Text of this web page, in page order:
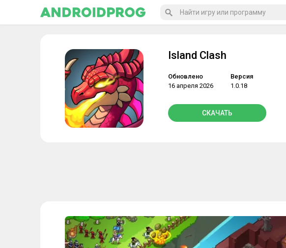
Island Clash
Обновлено
16 апреля 2026
Версия
1.0.18
СКАЧАТЬ